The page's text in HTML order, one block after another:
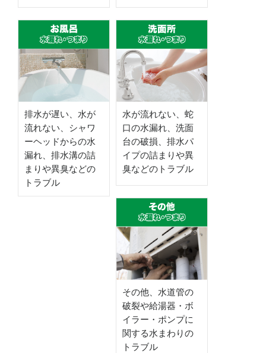
排水が遅い、水が
流れない、シャワ
ーヘッドからの水
漏れ、排水溝の詰
まりや異臭などの
トラブル
水が流れない、蛇
口の水漏れ、洗面
台の破損、排水パ
イプの詰まりや異
臭などのトラブル
その他、水道管の
破裂や給湯器・ボ
イラー・ポンプに
関する水まわりの
トラブル